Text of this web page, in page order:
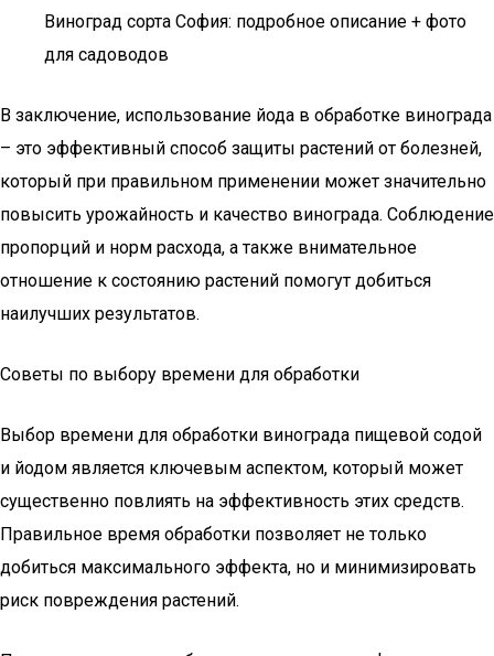
Виноград сорта София: подробное описание + фото
для садоводов
В заключение, использование йода в обработке винограда
– это эффективный способ защиты растений от болезней,
который при правильном применении может значительно
повысить урожайность и качество винограда. Соблюдение
пропорций и норм расхода, а также внимательное
отношение к состоянию растений помогут добиться
наилучших результатов.
Советы по выбору времени для обработки
Выбор времени для обработки винограда пищевой содой
и йодом является ключевым аспектом, который может
существенно повлиять на эффективность этих средств.
Правильное время обработки позволяет не только
добиться максимального эффекта, но и минимизировать
риск повреждения растений.